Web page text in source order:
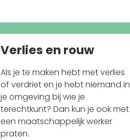
Verlies en rouw
Als je te maken hebt met verlies
of verdriet en je hebt niemand in
je omgeving bij wie je
terechtkunt? Dan kun je ook met
een maatschappelijk werker
praten.